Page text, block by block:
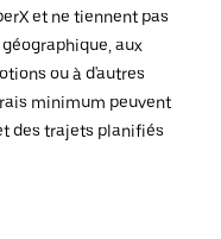
et ne tiennent pas
aux
ou à d'autres
minimum peuvent
des trajets planifiés